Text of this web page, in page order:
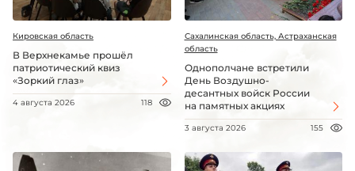
Кировская область
В Верхнекамье прошёл
патриотический квиз
«Зоркий глаз»
4 августа 2026 118
Сахалинская область, Астраханская
область
Однополчане встретили
День Воздушно-
десантных войск России
на памятных акциях
3 августа 2026 155